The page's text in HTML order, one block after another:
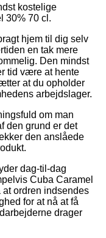
kostelige
30% 70 cl.
hjem til dig selv
en tak mere
Den mindst
tid være at hente
at du opholder
arbejdslager.
om man
den grund er det
den anslåede
dag-til-dag
Cuba Caramel
at ordren indsendes
for at nå at få
drager